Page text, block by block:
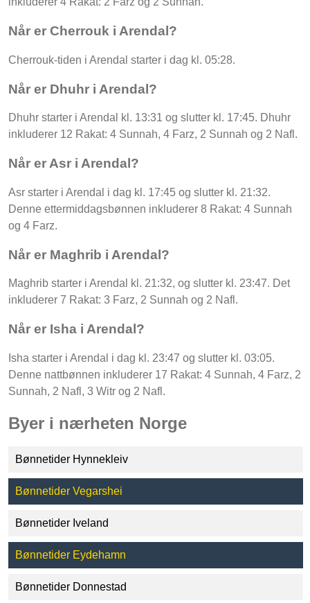
Når er Cherrouk i Arendal?
Cherrouk-tiden i Arendal starter i dag kl. 05:28.
Når er Dhuhr i Arendal?
Dhuhr starter i Arendal kl. 13:31 og slutter kl. 17:45. Dhuhr
inkluderer 12 Rakat: 4 Sunnah, 4 Farz, 2 Sunnah og 2 Nafl.
Når er Asr i Arendal?
Asr starter i Arendal i dag kl. 17:45 og slutter kl. 21:32.
Denne ettermiddagsbønnen inkluderer 8 Rakat: 4 Sunnah
og 4 Farz.
Når er Maghrib i Arendal?
Maghrib starter i Arendal kl. 21:32, og slutter kl. 23:47. Det
inkluderer 7 Rakat: 3 Farz, 2 Sunnah og 2 Nafl.
Når er Isha i Arendal?
Isha starter i Arendal i dag kl. 23:47 og slutter kl. 03:05.
Denne nattbønnen inkluderer 17 Rakat: 4 Sunnah, 4 Farz, 2
Sunnah, 2 Nafl, 3 Witr og 2 Nafl.
Byer i nærheten Norge
Bønnetider Hynnekleiv
Bønnetider Vegarshei
Bønnetider Iveland
Bønnetider Eydehamn
Bønnetider Donnestad